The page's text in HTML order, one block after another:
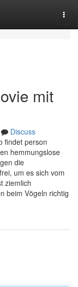
mit
Discuss
findet person
hemmungslose
die
um es sich vom
ziemlich
beim Vögeln richtig